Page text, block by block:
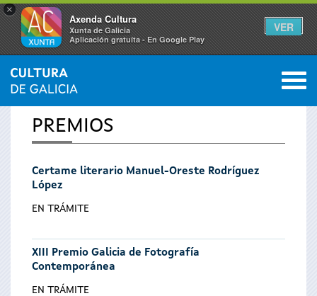
×
Axenda Cultura
Xunta de Galicia
Aplicación gratuíta - En Google Play
VER
Vostede
está
aquí
INICIO 0
PREMIOS
Certame literario Manuel-Oreste Rodríguez
López
EN TRÁMITE
XIII Premio Galicia de Fotografía
Contemporánea
EN TRÁMITE